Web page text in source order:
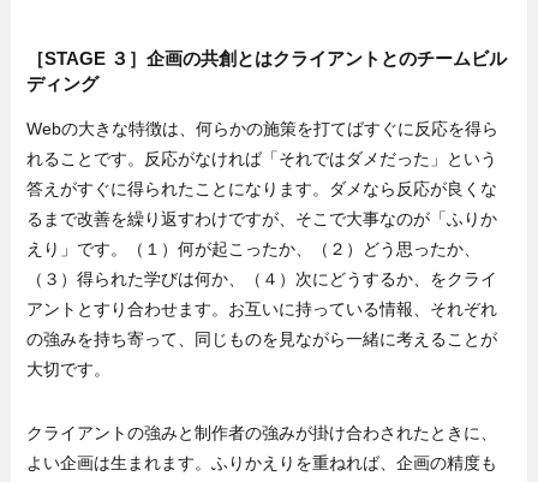
［STAGE ３］企画の共創とはクライアントとのチームビル
ディング
Webの大きな特徴は、何らかの施策を打てばすぐに反応を得ら
れることです。反応がなければ「それではダメだった」という
答えがすぐに得られたことになります。ダメなら反応が良くな
るまで改善を繰り返すわけですが、そこで大事なのが「ふりか
えり」です。（１）何が起こったか、（２）どう思ったか、
（３）得られた学びは何か、（４）次にどうするか、をクライ
アントとすり合わせます。お互いに持っている情報、それぞれ
の強みを持ち寄って、同じものを見ながら一緒に考えることが
大切です。
クライアントの強みと制作者の強みが掛け合わされたときに、
よい企画は生まれます。ふりかえりを重ねれば、企画の精度も